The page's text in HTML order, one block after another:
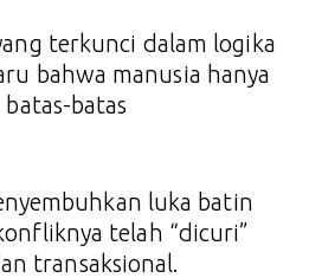
terkunci dalam logika
bahwa manusia hanya
batas
luka batin
telah “dicuri”
transaksional.